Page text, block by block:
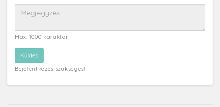
Max. 1000 karakter
Bejelentkezés szükséges!